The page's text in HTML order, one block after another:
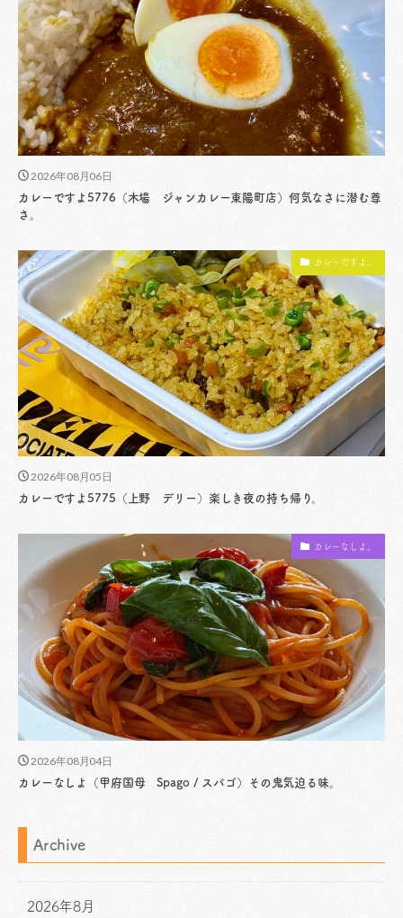
2026年08月06日
カレーですよ5776（木場 ジャンカレー東陽町店）何気なさに潜む尊
さ。
カレーですよ。
2026年08月05日
カレーですよ5775（上野 デリー）楽しき夜の持ち帰り。
カレーなしよ。
2026年08月04日
カレーなしよ（甲府国母 Spago / スパゴ）その鬼気迫る味。
Archive
2026年8月